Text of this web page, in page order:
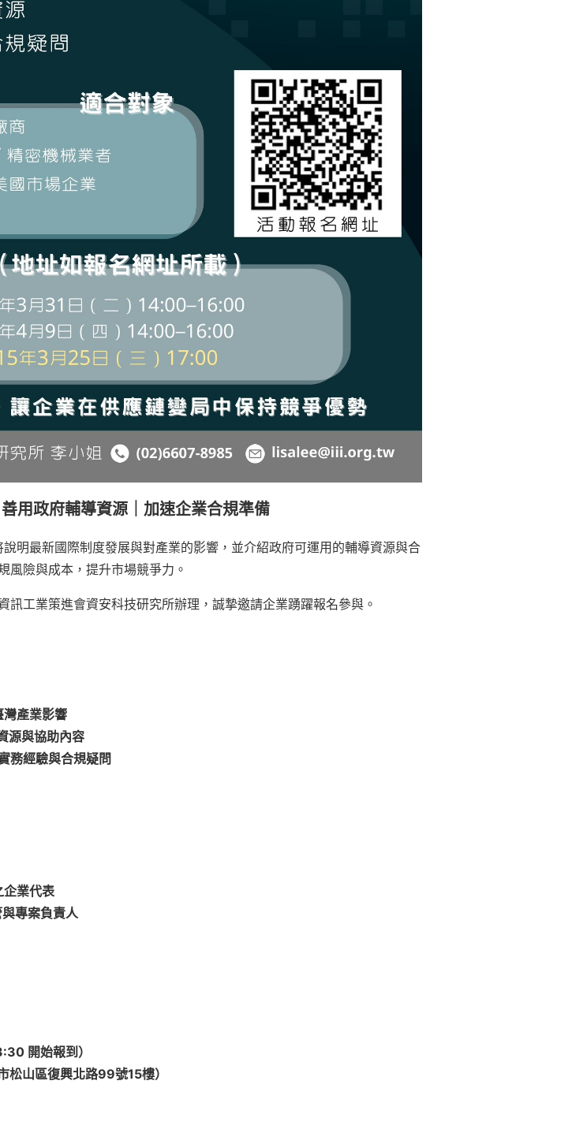
用政府輔導資源｜加速企業合規準備
明最新國際制度發展與對產業的影響，並介紹政府可運用的輔導資源與合
風險與成本，提升市場競爭力。
工業策進會資安科技研究所辦理，誠摯邀請企業踴躍報名參與。
灣產業影響
源與協助內容
務經驗與合規疑問
企業代表
專案負責人
開始報到）
松山區復興北路99號15樓）